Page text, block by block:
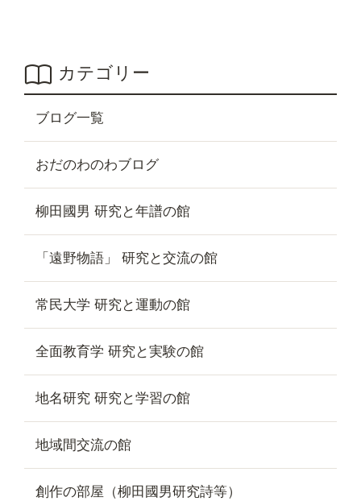
カテゴリー
ブログ一覧
おだのわのわブログ
柳田國男 研究と年譜の館
「遠野物語」 研究と交流の館
常民大学 研究と運動の館
全面教育学 研究と実験の館
地名研究 研究と学習の館
地域間交流の館
創作の部屋（柳田國男研究詩等）